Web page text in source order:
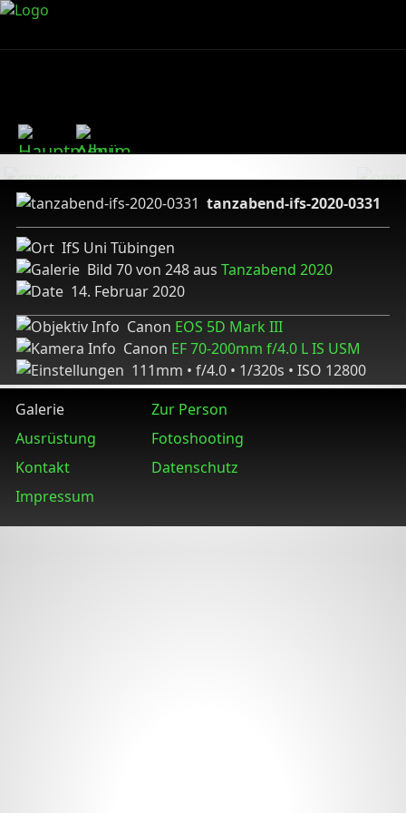
tanzabend-ifs-2020-0331
IfS Uni Tübingen
Bild 70 von 248 aus Tanzabend 2020
14. Februar 2020
Canon EOS 5D Mark III
Canon EF 70-200mm f/4.0 L IS USM
111mm • f/4.0 • 1/320s • ISO 12800
Galerie
Zur Person
Ausrüstung
Fotoshooting
Kontakt
Datenschutz
Impressum